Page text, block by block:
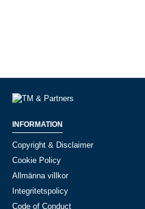
INFORMATION
Copyright & Disclaimer
Cookie Policy
Allmänna villkor
Integritetspolicy
Code of Conduct